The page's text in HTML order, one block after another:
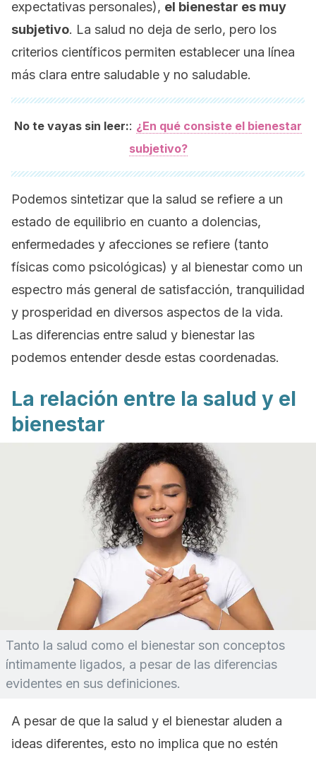
expectativas personales), el bienestar es muy
subjetivo. La salud no deja de serlo, pero los
criterios científicos permiten establecer una línea
más clara entre saludable y no saludable.
No te vayas sin leer:: ¿En qué consiste el bienestar
subjetivo?
Podemos sintetizar que la salud se refiere a un
estado de equilibrio en cuanto a dolencias,
enfermedades y afecciones se refiere (tanto
físicas como psicológicas) y al bienestar como un
espectro más general de satisfacción, tranquilidad
y prosperidad en diversos aspectos de la vida.
Las diferencias entre salud y bienestar las
podemos entender desde estas coordenadas.
La relación entre la salud y el
bienestar
Tanto la salud como el bienestar son conceptos
íntimamente ligados, a pesar de las diferencias
evidentes en sus definiciones.
A pesar de que la salud y el bienestar aluden a
ideas diferentes, esto no implica que no estén